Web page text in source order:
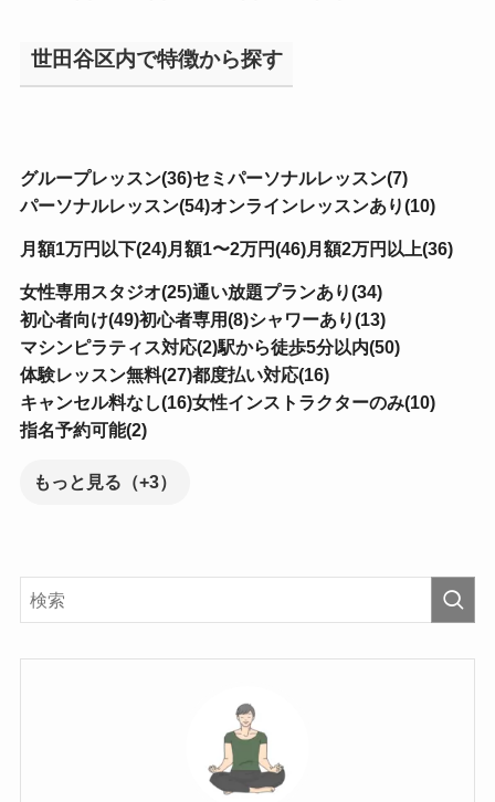
世田谷区内で特徴から探す
グループレッスン(36)セミパーソナルレッスン(7)
パーソナルレッスン(54)オンラインレッスンあり(10)
月額1万円以下(24)月額1〜2万円(46)月額2万円以上(36)
女性専用スタジオ(25)通い放題プランあり(34)
初心者向け(49)初心者専用(8)シャワーあり(13)
マシンピラティス対応(2)駅から徒歩5分以内(50)
体験レッスン無料(27)都度払い対応(16)
キャンセル料なし(16)女性インストラクターのみ(10)
指名予約可能(2)
もっと見る（+3）